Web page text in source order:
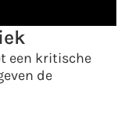
een kritische
de